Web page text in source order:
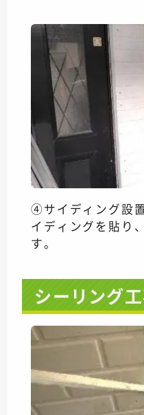
④サイディング設
イディングを貼り
す。
シーリング